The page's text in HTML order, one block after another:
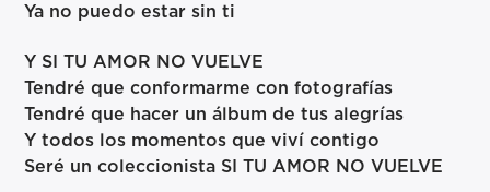
Ya no puedo estar sin ti
Y SI TU AMOR NO VUELVE
Tendré que conformarme con fotografías
Tendré que hacer un álbum de tus alegrías
Y todos los momentos que viví contigo
Seré un coleccionista SI TU AMOR NO VUELVE